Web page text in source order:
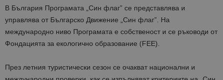
В България Програмата „Син флаг” се представлява и
управлява от Българско Движение „Син флаг”. На
международно ниво Програмата е собственост и се ръководи от
Фондацията за екологично образование (FEE).
През летния туристически сезон се очакват национални и